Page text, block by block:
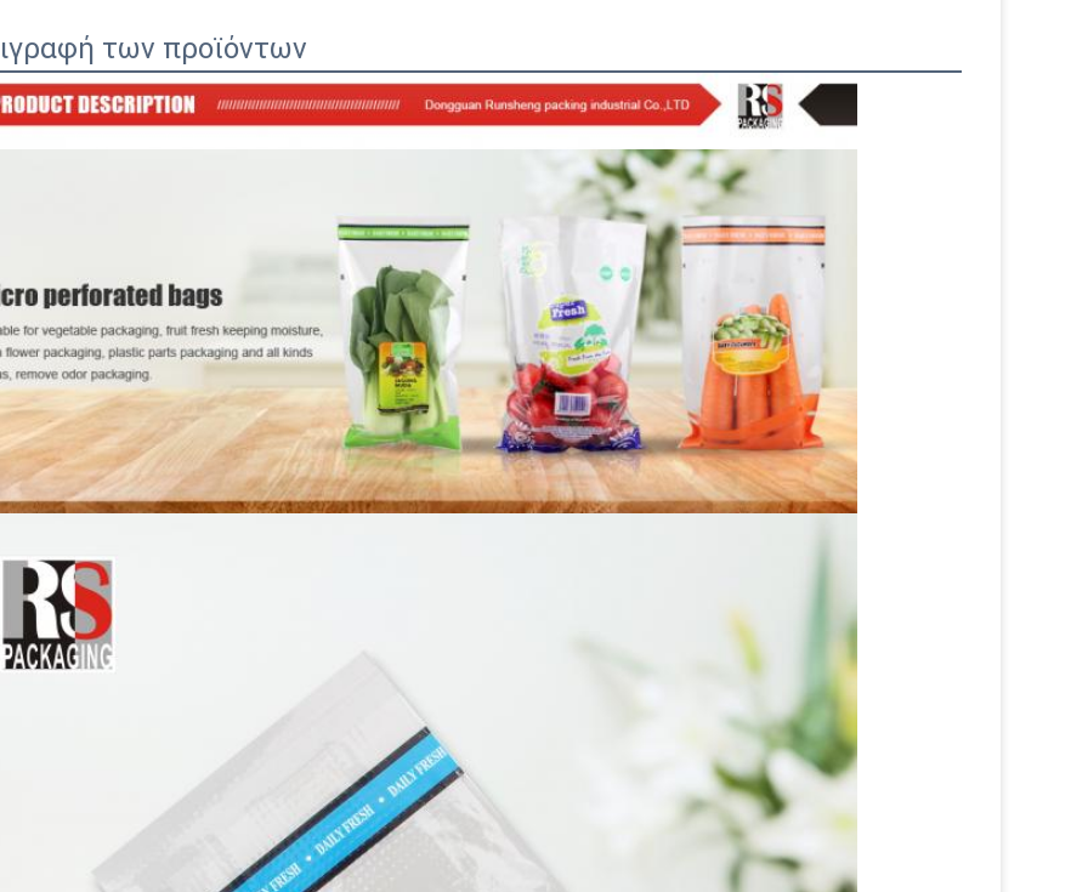
των προϊόντων